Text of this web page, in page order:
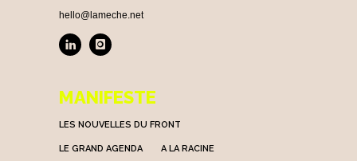
hello@lameche.net
MANIFESTE
LES NOUVELLES DU FRONT
LE GRAND AGENDA A LA RACINE